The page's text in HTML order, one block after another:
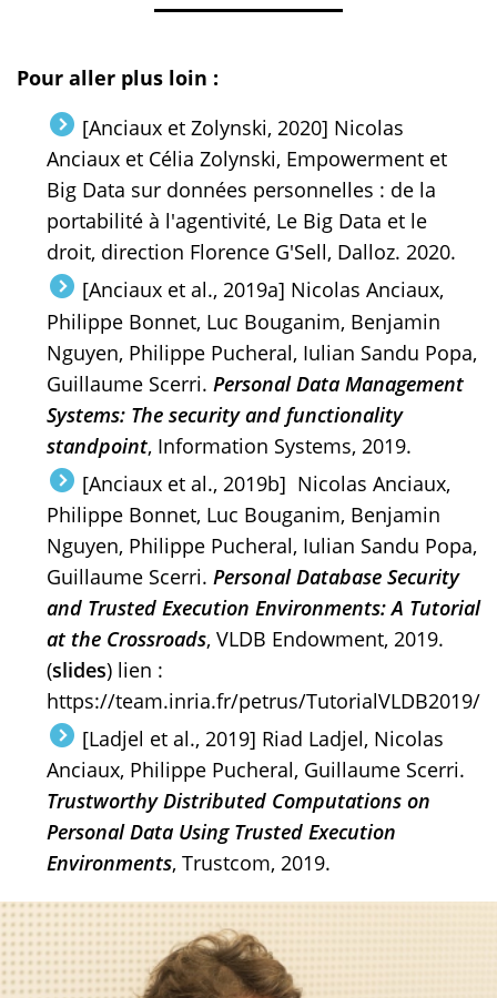
Pour aller plus loin :
[Anciaux et Zolynski, 2020] Nicolas
Anciaux et Célia Zolynski, Empowerment et
Big Data sur données personnelles : de la
portabilité à l'agentivité, Le Big Data et le
droit, direction Florence G'Sell, Dalloz. 2020.
[Anciaux et al., 2019a] Nicolas Anciaux,
Philippe Bonnet, Luc Bouganim, Benjamin
Nguyen, Philippe Pucheral, Iulian Sandu Popa,
Guillaume Scerri. Personal Data Management
Systems: The security and functionality
standpoint, Information Systems, 2019.
[Anciaux et al., 2019b] Nicolas Anciaux,
Philippe Bonnet, Luc Bouganim, Benjamin
Nguyen, Philippe Pucheral, Iulian Sandu Popa,
Guillaume Scerri. Personal Database Security
and Trusted Execution Environments: A Tutorial
at the Crossroads, VLDB Endowment, 2019.
(slides) lien :
https://team.inria.fr/petrus/TutorialVLDB2019/
[Ladjel et al., 2019] Riad Ladjel, Nicolas
Anciaux, Philippe Pucheral, Guillaume Scerri.
Trustworthy Distributed Computations on
Personal Data Using Trusted Execution
Environments, Trustcom, 2019.